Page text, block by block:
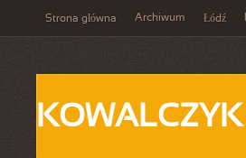
Strona główna Archiwum Łódź
KOWALCZYK